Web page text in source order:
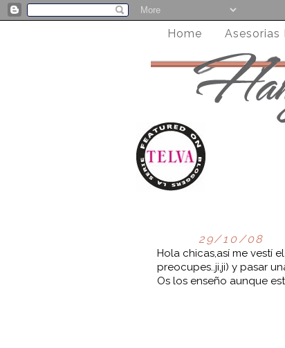
Home Asesorias
29/10/08
Hola chicas,así me vestí
preocupes..ji,ji) y pasar
Os los enseño aunque